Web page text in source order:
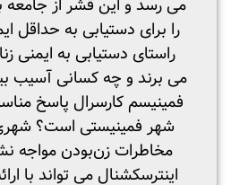
می­ رسد و این قشر از جامعه
را برای دستیابی به حداقل
راستای دستیابی به ایمنی
می­ برند و چه کسانی آسیب
فمینیسم کارسرال پاسخ
شهر فمینیستی است؟
مخاطرات زن‌بودن مواجه
اینترسکشنال می­ تواند با